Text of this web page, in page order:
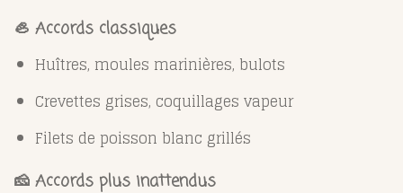
🦪 Accords classiques
Huîtres, moules marinières, bulots
Crevettes grises, coquillages vapeur
Filets de poisson blanc grillés
🧀 Accords plus inattendus